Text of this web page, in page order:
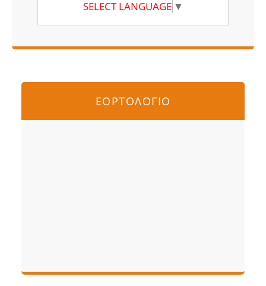
SELECT LANGUAGE ▼
ΕΟΡΤΟΛΟΓΙΟ